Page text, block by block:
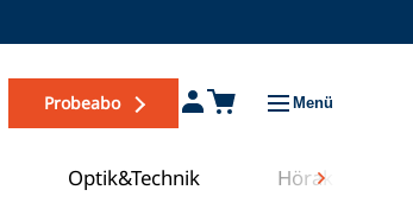
Probeabo Menü
Optik&Technik Hörakustik